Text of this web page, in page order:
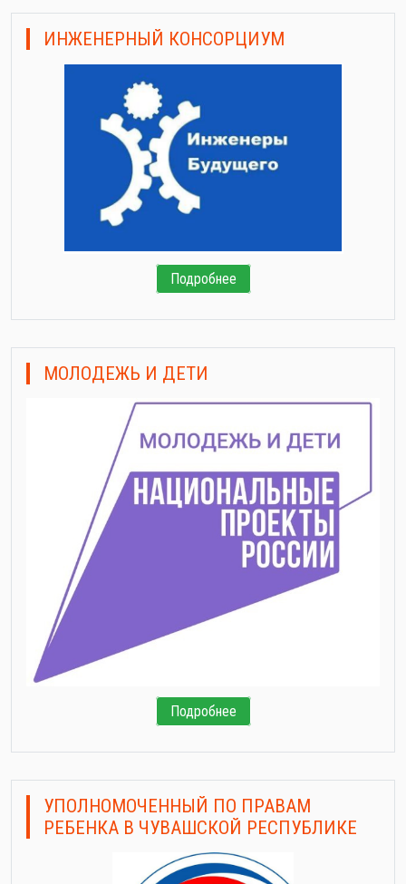
ИНЖЕНЕРНЫЙ КОНСОРЦИУМ
Подробнее
МОЛОДЕЖЬ И ДЕТИ
Подробнее
УПОЛНОМОЧЕННЫЙ ПО ПРАВАМ
РЕБЕНКА В ЧУВАШСКОЙ РЕСПУБЛИКЕ